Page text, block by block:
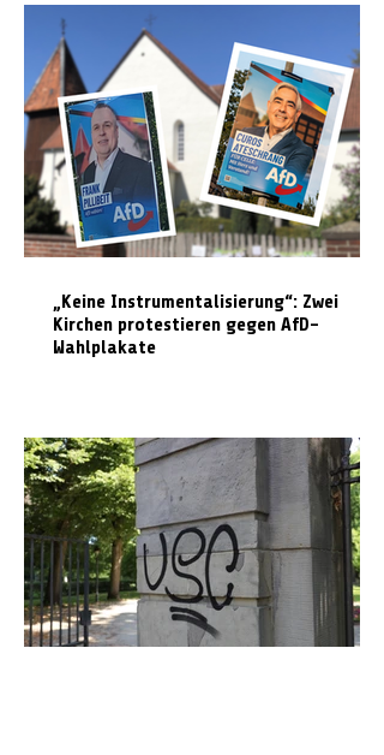
„Keine Instrumentalisierung“: Zwei
Kirchen protestieren gegen AfD-
Wahlplakate